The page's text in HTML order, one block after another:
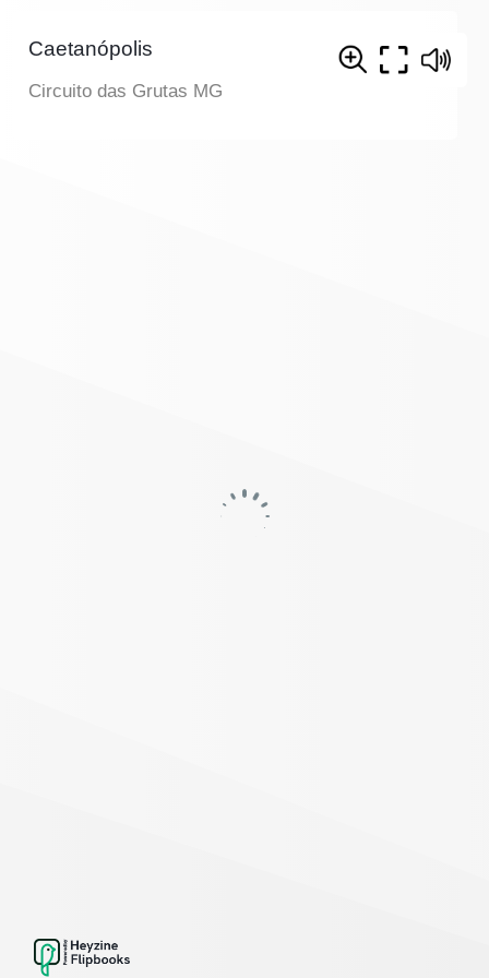
Caetanópolis
Circuito das Grutas MG